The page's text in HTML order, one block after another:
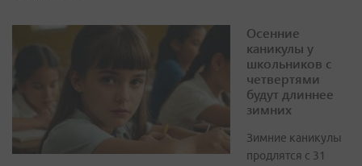
Осенние
каникулы у
школьников с
четвертями
будут длиннее
зимних
Зимние каникулы
продлятся с 31